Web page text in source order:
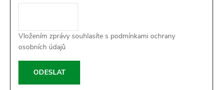
Vložením zprávy souhlasíte s podmínkami ochrany
osobních údajů
ODESLAT